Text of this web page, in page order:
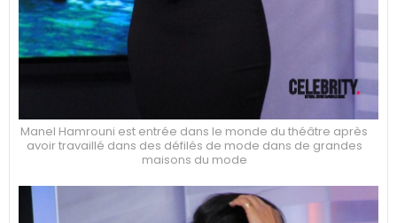
Manel Hamrouni est entrée dans le monde du théâtre après
avoir travaillé dans des défilés de mode dans de grandes
maisons du mode